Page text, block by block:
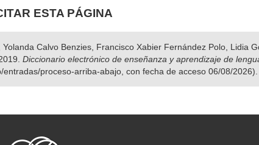
ESTA PÁGINA
Calvo Benzies, Francisco Xabier Fernández Polo, Lidia
Diccionario electrónico de enseñanza y aprendizaje de
proceso-arriba-abajo, con fecha de acceso 06/08/2026).